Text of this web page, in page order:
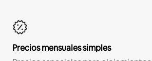
Precios mensuales simples